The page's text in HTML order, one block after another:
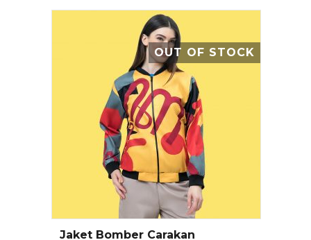
OUT OF STOCK
Pilih Opsi
Jaket Bomber Carakan